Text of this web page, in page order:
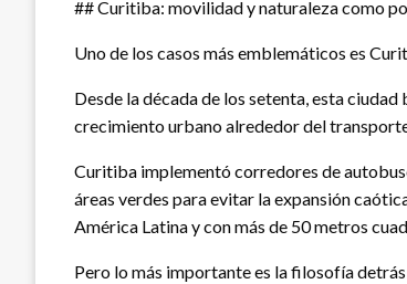
## Curitiba: movilidad y naturaleza como
Uno de los casos más emblemáticos es
Desde la década de los setenta, esta
crecimiento urbano alrededor del
Curitiba implementó corredores de
áreas verdes para evitar la expansión
América Latina y con más de 50 metros
Pero lo más importante es la filosofía